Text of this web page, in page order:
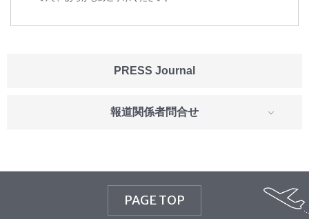
PRESS Journal
報道関係者問合せ
PAGE TOP